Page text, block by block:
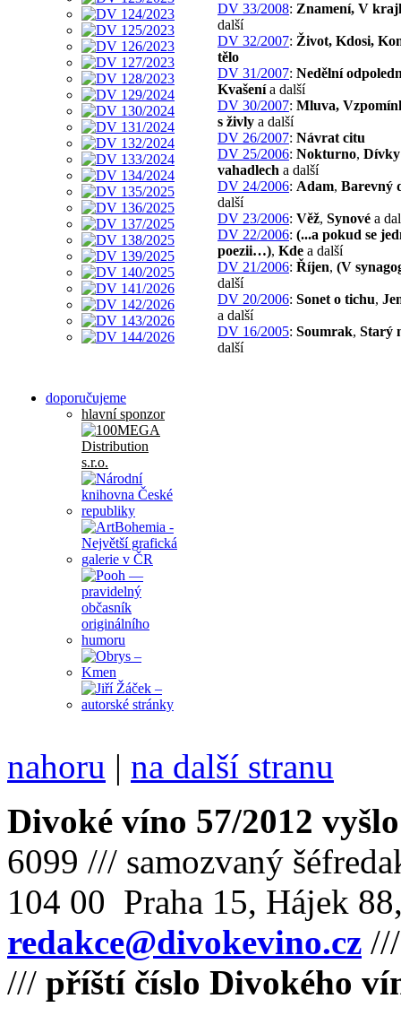
doporučujeme
hlavní sponzor
DV 33/2008: Znamení, V
další
DV 32/2007: Život, Kdosi,
tělo
DV 31/2007: Nedělní
Kvašenía další
DV 30/2007: Mluva,
s živly a další
DV 26/2007: Návrat citu
DV 25/2006: Nokturno,
vahadlech a další
DV 24/2006: Adam, Barevný
další
DV 23/2006: Věž, Synové a
DV 22/2006: (...a pokud se
poezii…), Kde a další
DV 21/2006: Říjen, (V
další
DV 20/2006: Sonet o tichu,
a další
DV 16/2005: Soumrak, Starý
další
nahoru | na další stranu
Divoké víno 57/2012
6099 /// samozvaný
104 00 Praha 15, Hájek
redakce@divokevino.cz
/// příští číslo Divokého